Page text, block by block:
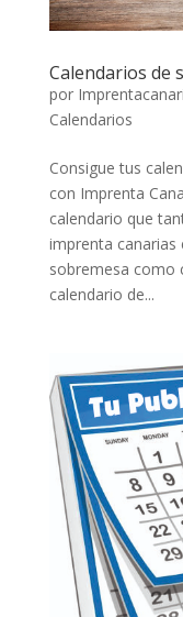
Calendarios de
por
Calendarios
Consigue tus
con Imprenta
calendario que
imprenta
sobremesa como
calendario de...